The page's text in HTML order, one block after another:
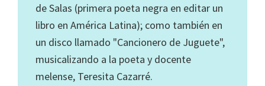
de Salas (primera poeta negra en editar un
libro en América Latina); como también en
un disco llamado "Cancionero de Juguete",
musicalizando a la poeta y docente
melense, Teresita Cazarré.